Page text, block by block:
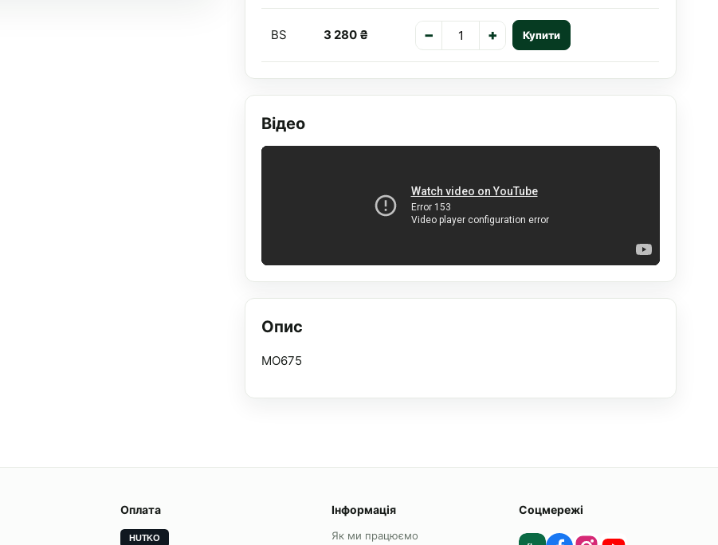
BS 3 280 ₴ − + Купити
Відео
Опис
MO675
Оплата
HUTKO
Інформація
Як ми працюємо
Соцмережі